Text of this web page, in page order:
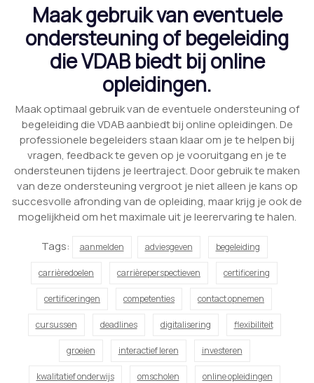
Maak gebruik van eventuele
ondersteuning of begeleiding
die VDAB biedt bij online
opleidingen.
Maak optimaal gebruik van de eventuele ondersteuning of
begeleiding die VDAB aanbiedt bij online opleidingen. De
professionele begeleiders staan klaar om je te helpen bij
vragen, feedback te geven op je vooruitgang en je te
ondersteunen tijdens je leertraject. Door gebruik te maken
van deze ondersteuning vergroot je niet alleen je kans op
succesvolle afronding van de opleiding, maar krijg je ook de
mogelijkheid om het maximale uit je leerervaring te halen.
Tags:
aanmelden adviesgeven begeleiding
carrièredoelen carrièreperspectieven certificering
certificeringen competenties contact opnemen
cursussen deadlines digitalisering flexibiliteit
groeien interactief leren investeren
kwalitatief onderwijs omscholen online opleidingen